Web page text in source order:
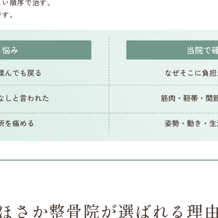
順序で治す。
。
さか整骨院が選ばれる理